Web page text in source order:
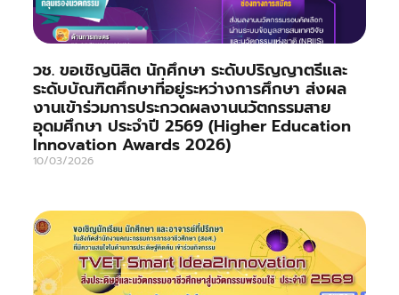
วช. ขอเชิญนิสิต นักศึกษา ระดับปริญญาตรีและ
ระดับบัณฑิตศึกษาที่อยู่ระหว่างการศึกษา ส่งผล
งานเข้าร่วมการประกวดผลงานนวัตกรรมสาย
อุดมศึกษา ประจำปี 2569 (Higher Education
Innovation Awards 2026)
10/03/2026